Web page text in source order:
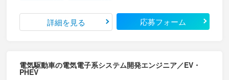
詳細を見る 応募フォーム
電気駆動車の電気電子系システム開発エンジニア／EV・
PHEV